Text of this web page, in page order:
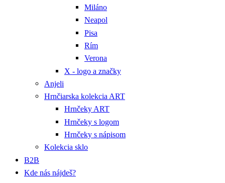
Miláno
Neapol
Pisa
Rím
Verona
X - logo a značky
Anjeli
Hrnčiarska kolekcia ART
Hrnčeky ART
Hrnčeky s logom
Hrnčeky s nápisom
Kolekcia sklo
B2B
Kde nás nájdeš?